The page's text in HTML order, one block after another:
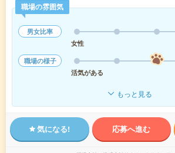
職場の雰囲気
男女比率
女性
職場の様子
活気がある
もっと見る
気になる! 応募へ進む